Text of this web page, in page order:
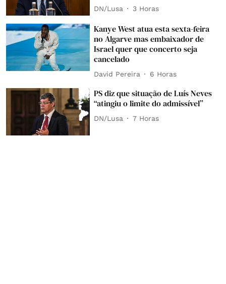
DN/Lusa 3 Horas
Kanye West atua esta sexta-feira
no Algarve mas embaixador de
Israel quer que concerto seja
cancelado
David Pereira 6 Horas
PS diz que situação de Luís Neves
“atingiu o limite do admissível”
DN/Lusa 7 Horas